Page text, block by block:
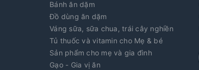
Bánh ăn dặm
Đồ dùng ăn dặm
Váng sữa, sữa chua, trái cây nghiền
Tủ thuốc và vitamin cho Mẹ & bé
Sản phẩm cho mẹ và gia đình
Gạo - Gia vị ăn